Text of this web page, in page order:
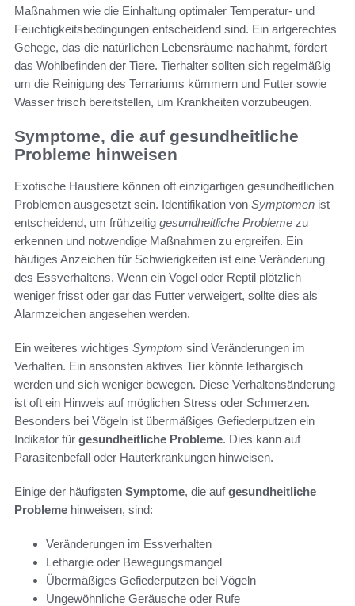
Maßnahmen wie die Einhaltung optimaler Temperatur- und
Feuchtigkeitsbedingungen entscheidend sind. Ein artgerechtes
Gehege, das die natürlichen Lebensräume nachahmt, fördert
das Wohlbefinden der Tiere. Tierhalter sollten sich regelmäßig
um die Reinigung des Terrariums kümmern und Futter sowie
Wasser frisch bereitstellen, um Krankheiten vorzubeugen.
Symptome, die auf gesundheitliche
Probleme hinweisen
Exotische Haustiere können oft einzigartigen gesundheitlichen
Problemen ausgesetzt sein. Identifikation von Symptomen ist
entscheidend, um frühzeitig gesundheitliche Probleme zu
erkennen und notwendige Maßnahmen zu ergreifen. Ein
häufiges Anzeichen für Schwierigkeiten ist eine Veränderung
des Essverhaltens. Wenn ein Vogel oder Reptil plötzlich
weniger frisst oder gar das Futter verweigert, sollte dies als
Alarmzeichen angesehen werden.
Ein weiteres wichtiges Symptom sind Veränderungen im
Verhalten. Ein ansonsten aktives Tier könnte lethargisch
werden und sich weniger bewegen. Diese Verhaltensänderung
ist oft ein Hinweis auf möglichen Stress oder Schmerzen.
Besonders bei Vögeln ist übermäßiges Gefiederputzen ein
Indikator für gesundheitliche Probleme. Dies kann auf
Parasitenbefall oder Hauterkrankungen hinweisen.
Einige der häufigsten Symptome, die aufgesundheitliche
Probleme hinweisen, sind:
Veränderungen im Essverhalten
Lethargie oder Bewegungsmangel
Übermäßiges Gefiederputzen bei Vögeln
Ungewöhnliche Geräusche oder Rufe